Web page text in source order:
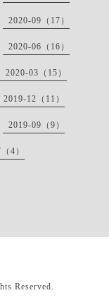
2020-09（17）
2020-06（16）
2020-03（15）
2019-12（11）
2019-09（9）
4）
Reserved.